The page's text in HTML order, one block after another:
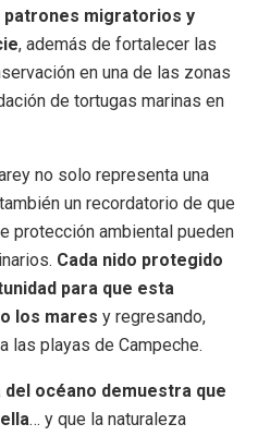
patrones migratorios y
, además de fortalecer las
en una de las zonas
de tortugas marinas en
no solo representa una
un recordatorio de que
protección ambiental pueden
Cada nido protegido
para que esta
los mares y regresando,
las playas de Campeche.
océano demuestra que
… y que la naturaleza